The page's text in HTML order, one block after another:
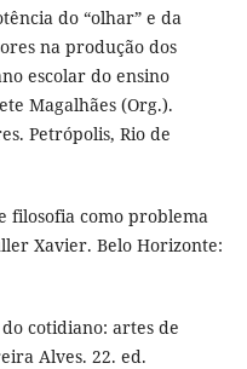
do “olhar” e da
na produção dos
escolar do ensino
Magalhães (Org.).
Petrópolis, Rio de
filosofia como problema
Xavier. Belo Horizonte:
cotidiano: artes de
Alves. 22. ed.